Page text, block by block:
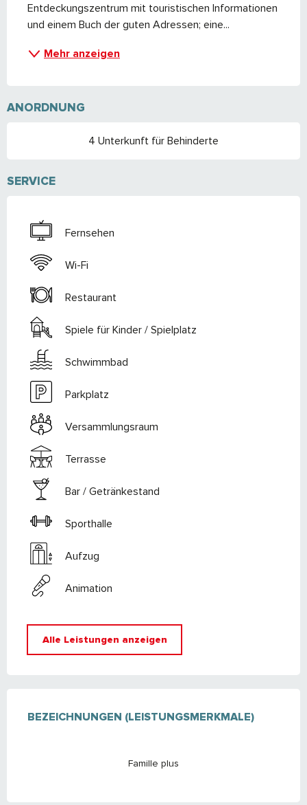
Entdeckungszentrum mit touristischen Informationen
und einem Buch der guten Adressen; eine...
Mehr anzeigen
ANORDNUNG
4 Unterkunft für Behinderte
SERVICE
Fernsehen
Wi-Fi
Restaurant
Spiele für Kinder / Spielplatz
Schwimmbad
Parkplatz
Versammlungsraum
Terrasse
Bar / Getränkestand
Sporthalle
Aufzug
Animation
Alle Leistungen anzeigen
BEZEICHNUNGEN (LEISTUNGSMERKMALE)
BEZEICHNUNGEN (LEISTUNGSMERKMALE)
Famille plus